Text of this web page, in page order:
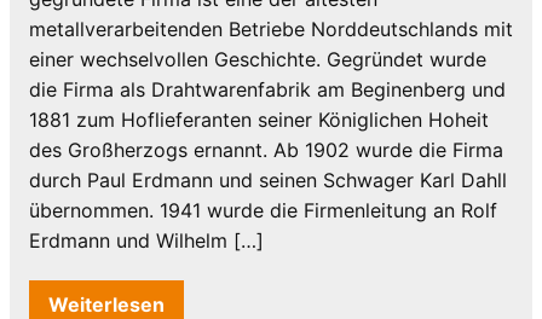
metallverarbeitenden Betriebe Norddeutschlands mit
einer wechselvollen Geschichte. Gegründet wurde
die Firma als Drahtwarenfabrik am Beginenberg und
1881 zum Hoflieferanten seiner Königlichen Hoheit
des Großherzogs ernannt. Ab 1902 wurde die Firma
durch Paul Erdmann und seinen Schwager Karl Dahll
übernommen. 1941 wurde die Firmenleitung an Rolf
Erdmann und Wilhelm […]
Weiterlesen